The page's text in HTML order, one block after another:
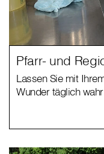
Pfarr- und
Lassen Sie mit
Wunder täglich